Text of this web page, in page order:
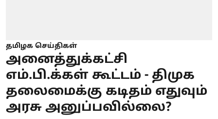
தமிழக செய்திகள்
அனைத்துக்கட்சி
எம்.பி.க்கள் கூட்டம் - திமுக
தலைமைக்கு கடிதம் எதுவும்
அரசு அனுப்பவில்லை?